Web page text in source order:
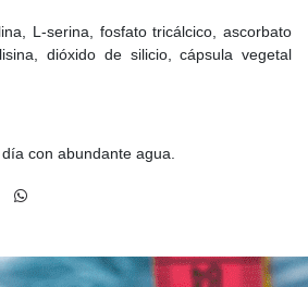
L-serina, fosfato tricálcico, ascorbato
dióxido de silicio, cápsula vegetal
con abundante agua.